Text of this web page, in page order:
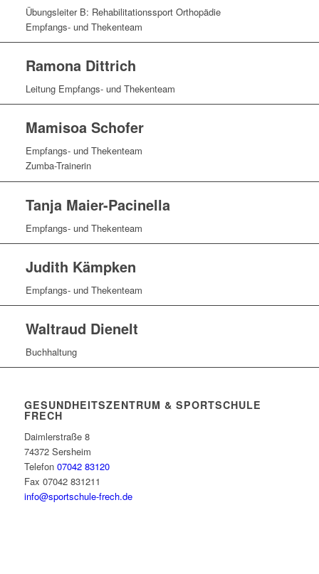
Übungsleiter B: Rehabilitationssport Orthopädie
Empfangs- und Thekenteam
Ramona Dittrich
Leitung Empfangs- und Thekenteam
Mamisoa Schofer
Empfangs- und Thekenteam
Zumba-Trainerin
Tanja Maier-Pacinella
Empfangs- und Thekenteam
Judith Kämpken
Empfangs- und Thekenteam
Waltraud Dienelt
Buchhaltung
GESUNDHEITSZENTRUM & SPORTSCHULE
FRECH
Daimlerstraße 8
74372 Sersheim
Telefon 07042 83120
Fax 07042 831211
info@sportschule-frech.de